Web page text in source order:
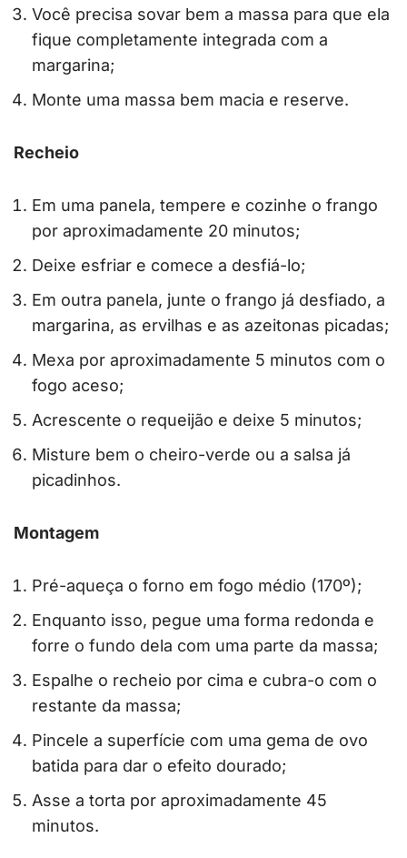
Você precisa sovar bem a massa para que ela
fique completamente integrada com a
margarina;
Monte uma massa bem macia e reserve.
Recheio
Em uma panela, tempere e cozinhe o frango
por aproximadamente 20 minutos;
Deixe esfriar e comece a desfiá-lo;
Em outra panela, junte o frango já desfiado, a
margarina, as ervilhas e as azeitonas picadas;
Mexa por aproximadamente 5 minutos com o
fogo aceso;
Acrescente o requeijão e deixe 5 minutos;
Misture bem o cheiro-verde ou a salsa já
picadinhos.
Montagem
Pré-aqueça o forno em fogo médio (170º);
Enquanto isso, pegue uma forma redonda e
forre o fundo dela com uma parte da massa;
Espalhe o recheio por cima e cubra-o com o
restante da massa;
Pincele a superfície com uma gema de ovo
batida para dar o efeito dourado;
Asse a torta por aproximadamente 45
minutos.